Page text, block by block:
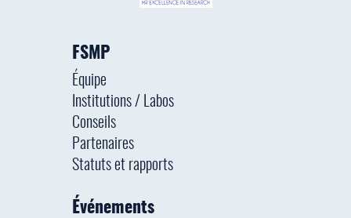
FSMP
Équipe
Institutions / Labos
Conseils
Partenaires
Statuts et rapports
Événements